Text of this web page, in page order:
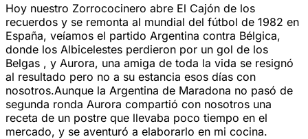
Hoy nuestro Zorrococinero abre El Cajón de los
recuerdos y se remonta al mundial del fútbol de 1982 en
España, veíamos el partido Argentina contra Bélgica,
donde los Albicelestes perdieron por un gol de los
Belgas , y Aurora, una amiga de toda la vida se resignó
al resultado pero no a su estancia esos días con
nosotros.Aunque la Argentina de Maradona no pasó de
segunda ronda Aurora compartió con nosotros una
receta de un postre que llevaba poco tiempo en el
mercado, y se aventuró a elaborarlo en mi cocina.